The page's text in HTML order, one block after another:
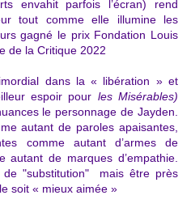
envahit parfois l’écran) rend
tout comme elle illumine les
gagné le prix Fondation Louis
de la Critique 2022
dans la « libération » et
espoir pour les Misérables)
le personnage de Jayden.
autant de paroles apaisantes,
comme autant d’armes de
autant de marques d’empathie.
"substitution" mais être près
soit « mieux aimée »